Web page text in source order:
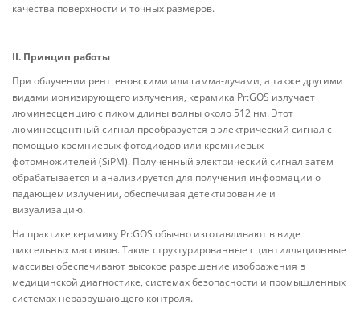
качества поверхности и точных размеров.
II. Принцип работы
При облучении рентгеновскими или гамма-лучами, а также другими
видами ионизирующего излучения, керамика Pr:GOS излучает
люминесценцию с пиком длины волны около 512 нм. Этот
люминесцентный сигнал преобразуется в электрический сигнал с
помощью кремниевых фотодиодов или кремниевых
фотомножителей (SiPM). Полученный электрический сигнал затем
обрабатывается и анализируется для получения информации о
падающем излучении, обеспечивая детектирование и
визуализацию.
На практике керамику Pr:GOS обычно изготавливают в виде
пиксельных массивов. Такие структурированные сцинтилляционные
массивы обеспечивают высокое разрешение изображения в
медицинской диагностике, системах безопасности и промышленных
системах неразрушающего контроля.